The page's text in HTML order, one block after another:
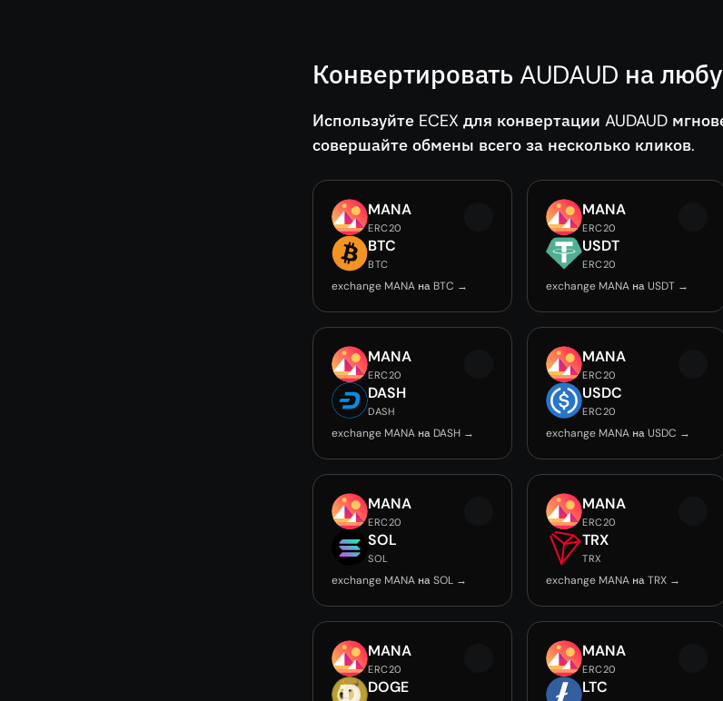
Конвертировать AUDAUD на
Используйте ECEX для конвертации AUDAUD
совершайте обмены всего за несколько кликов.
MANA
ERC20
BTC
BTC
exchange MANA на BTC →
MANA
ERC20
USDT
ERC20
exchange MANA на USDT →
MANA
ERC20
DASH
DASH
exchange MANA на DASH →
MANA
ERC20
USDC
ERC20
exchange MANA на USDC →
MANA
ERC20
SOL
SOL
exchange MANA на SOL →
MANA
ERC20
TRX
TRX
exchange MANA на TRX →
MANA
ERC20
DOGE
MANA
ERC20
LTC